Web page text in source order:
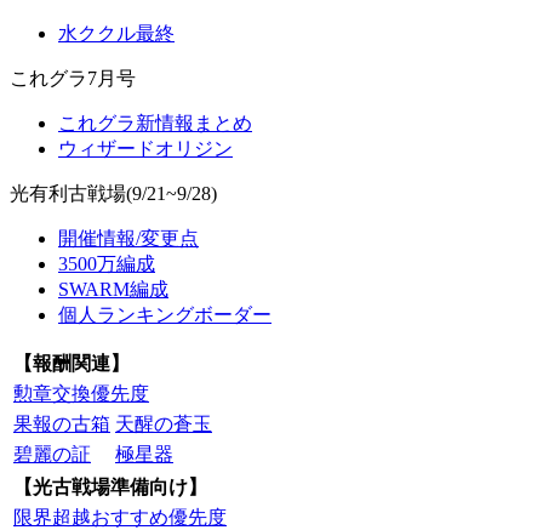
水ククル最終
これグラ7月号
これグラ新情報まとめ
ウィザードオリジン
光有利古戦場(9/21~9/28)
開催情報/変更点
3500万編成
SWARM編成
個人ランキングボーダー
【報酬関連】
勲章交換優先度
果報の古箱 天醒の蒼玉
碧麗の証
極星器
【光古戦場準備向け】
限界超越おすすめ優先度